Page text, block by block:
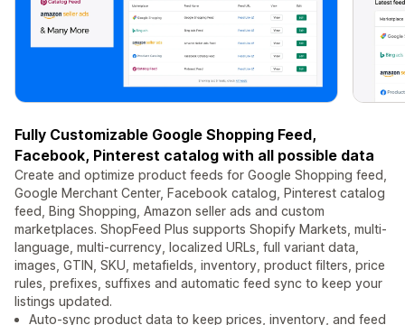
Fully Customizable Google Shopping Feed,
Facebook, Pinterest catalog with all possible data
Create and optimize product feeds for Google Shopping feed,
Google Merchant Center, Facebook catalog, Pinterest catalog
feed, Bing Shopping, Amazon seller ads and custom
marketplaces. ShopFeed Plus supports Shopify Markets, multi-
language, multi-currency, localized URLs, full variant data,
images, GTIN, SKU, metafields, inventory, product filters, price
rules, prefixes, suffixes and automatic feed sync to keep your
listings updated.
Auto-sync product data to keep prices, inventory, and feed